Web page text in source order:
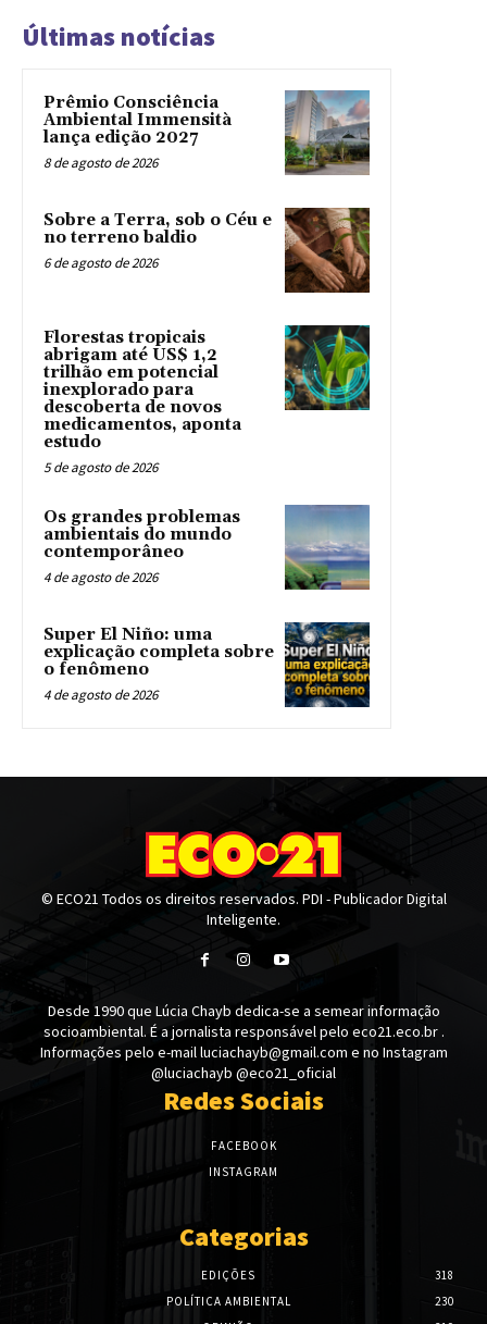
Últimas notícias
Prêmio Consciência
Ambiental Immensità
lança edição 2027
8 de agosto de 2026
Sobre a Terra, sob o Céu e
no terreno baldio
6 de agosto de 2026
Florestas tropicais
abrigam até US$ 1,2
trilhão em potencial
inexplorado para
descoberta de novos
medicamentos, aponta
estudo
5 de agosto de 2026
Os grandes problemas
ambientais do mundo
contemporâneo
4 de agosto de 2026
Super El Niño: uma
explicação completa sobre
o fenômeno
4 de agosto de 2026
© ECO21 Todos os direitos reservados. PDI - Publicador Digital
Inteligente.
Desde 1990 que Lúcia Chayb dedica-se a semear informação
socioambiental. É a jornalista responsável pelo eco21.eco.br .
Informações pelo e-mail luciachayb@gmail.com e no Instagram
@luciachayb @eco21_oficial
Redes Sociais
FACEBOOK
INSTAGRAM
Categorias
EDIÇÕES
318
POLÍTICA AMBIENTAL
230